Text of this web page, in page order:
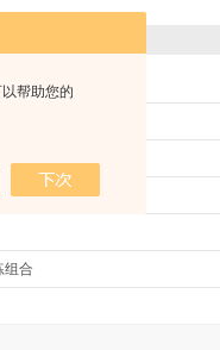
帮助您的
用）
合
组合